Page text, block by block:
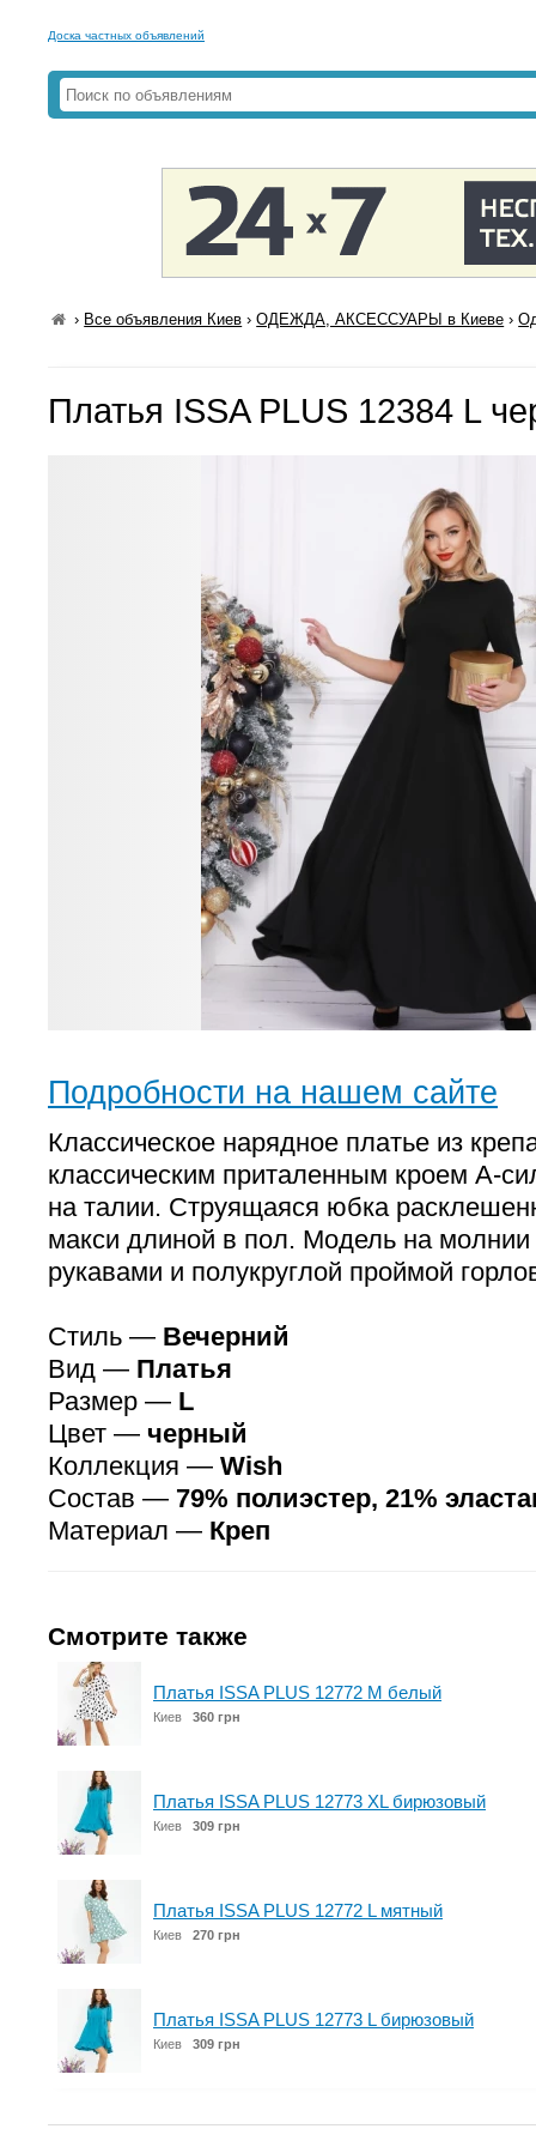
Доска частных объявлений
› Все объявления Киев ›ОДЕЖДА, АКСЕССУАРЫ в Киеве ›
Платья ISSA PLUS 12384 L
Подробности на нашем сайте
Классическое нарядное платье из
классическим приталенным кроем А-
на талии. Струящаяся юбка
макси длиной в пол. Модель на молнии
рукавами и полукруглой проймой
Стиль — Вечерний
Вид — Платья
Размер — L
Цвет — черный
Коллекция — Wish
Состав — 79% полиэстер, 21%
Материал — Креп
Смотрите также
Платья ISSA PLUS 12772 M белый
Киев 360 грн
Платья ISSA PLUS 12773 XL бирюзовый
Киев 309 грн
Платья ISSA PLUS 12772 L мятный
Киев 270 грн
Платья ISSA PLUS 12773 L бирюзовый
Киев 309 грн